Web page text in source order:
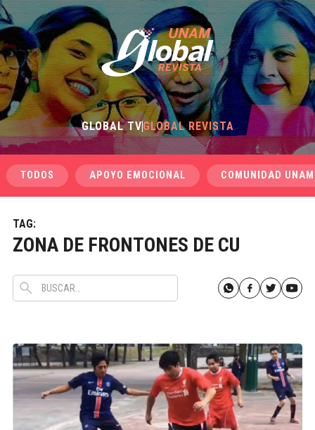
GLOBAL TVGLOBAL REVISTA
TODOS APOYO EMOCIONAL COMUNIDAD UNAM
TAG:
ZONA DE FRONTONES DE CU